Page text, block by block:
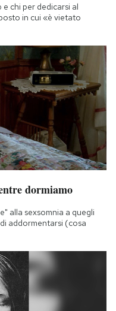
chi per dedicarsi al
in cui «è vietato
dormiamo
alla sexsomnia a quegli
addormentarsi (cosa